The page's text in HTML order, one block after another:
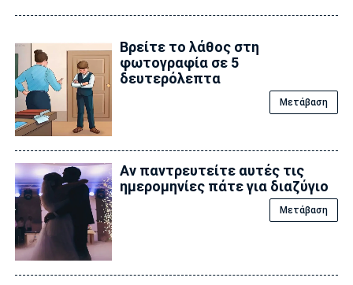
Βρείτε το λάθος στη
φωτογραφία σε 5
δευτερόλεπτα
Μετάβαση
Αν παντρευτείτε αυτές τις
ημερομηνίες πάτε για διαζύγιο
Μετάβαση